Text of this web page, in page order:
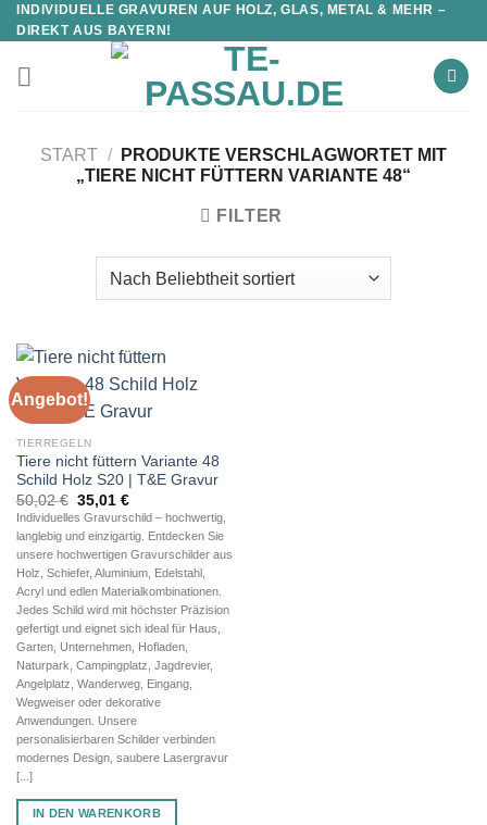
INDIVIDUELLE GRAVUREN AUF HOLZ, GLAS, METAL & MEHR –
DIREKT AUS BAYERN!
START /
PRODUKTE VERSCHLAGWORTET MIT
„TIERE NICHT FÜTTERN VARIANTE 48“
FILTER
Angebot!
TIERREGELN
Tiere nicht füttern Variante 48
Schild Holz S20 | T&E Gravur
50,02€ Ursprünglicher
Preis
war:
50,02 €
35,01 €Aktueller
Preis
ist:
35,01 €.
Individuelles Gravurschild – hochwertig,
langlebig und einzigartig. Entdecken Sie
unsere hochwertigen Gravurschilder aus
Holz, Schiefer, Aluminium, Edelstahl,
Acryl und edlen Materialkombinationen.
Jedes Schild wird mit höchster Präzision
gefertigt und eignet sich ideal für Haus,
Garten, Unternehmen, Hofladen,
Naturpark, Campingplatz, Jagdrevier,
Angelplatz, Wanderweg, Eingang,
Wegweiser oder dekorative
Anwendungen. Unsere
personalisierbaren Schilder verbinden
modernes Design, saubere Lasergravur
[...]
IN DEN WARENKORB